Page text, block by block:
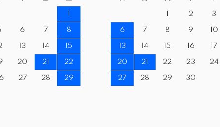
6 7 8
13 14 15
20 21 22
27 28 29
2 3
6 7 8 9 10
13 14 15 16 17
20 21 22 23 24
27 28 29 30